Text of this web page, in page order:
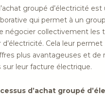
groupé d’électricité est
qui permet à un
négocier collectivement les
d’électricité. Cela leur permet
plus avantageuses et de
leur facture électrique.
d’achat groupé